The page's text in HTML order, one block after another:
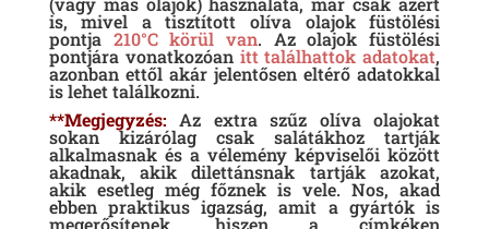
is, mivel a tisztított olíva olajok füstölési
pontja 210°C körül van. Az olajok füstölési
pontjára vonatkozóan itt találhattok adatokat,
azonban ettől akár jelentősen eltérő adatokkal
is lehet találkozni.
**Megjegyzés:Az extra szűz olíva olajokat
sokan kizárólag csak salátákhoz tartják
alkalmasnak és a vélemény képviselői között
akadnak, akik dilettánsnak tartják azokat,
akik esetleg még főznek is vele. Nos, akad
ebben praktikus igazság, amit a gyártók is